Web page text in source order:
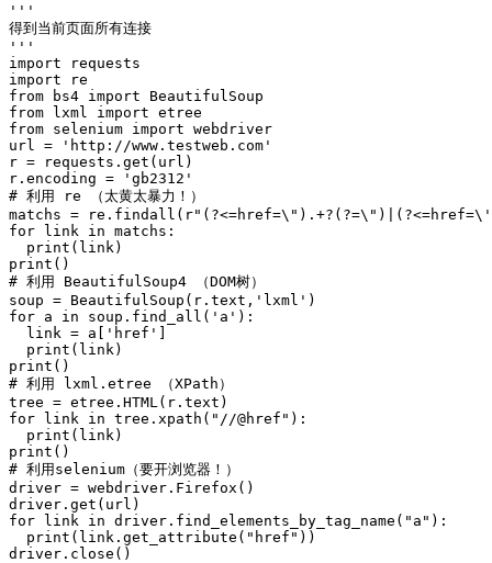
'''
得到当前页面所有连接
'''
import requests
import re
from bs4 import BeautifulSoup
from lxml import etree
from selenium import webdriver
url = 'http://www.testweb.com'
r = requests.get(url)
r.encoding = 'gb2312'
# 利用 re （太黄太暴力！）
matchs =
for link in matchs:
  print(link)
print()
# 利用 BeautifulSoup4 （DOM树）
soup = BeautifulSoup(r.text,'lxml')
for a in soup.find_all('a'):
  link = a['href']
  print(link)
print()
# 利用 lxml.etree （XPath）
tree = etree.HTML(r.text)
for link in tree.xpath("//@href"):
  print(link)
print()
# 利用selenium（要开浏览器！）
driver = webdriver.Firefox()
driver.get(url)
for link in driver.find_elements_by_tag_name("a"):
  print(link.get_attribute("href"))
driver.close()